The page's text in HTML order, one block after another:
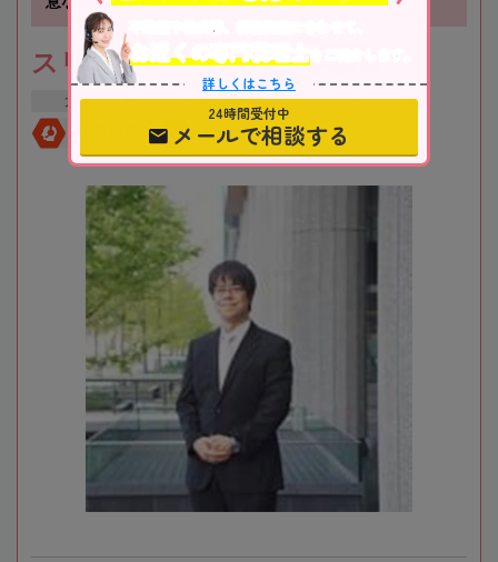
スリーアローズ税理士事務所
大阪府 大阪市 新大阪駅
初回相談無料
不動産や株式等、相続資産に合わせて、
お近くの専門税理士 をご紹介します。
詳しくはこちら
24時間受付中
メールで相談する